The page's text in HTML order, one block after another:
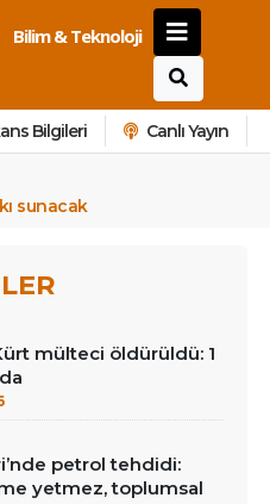
Bilim & Teknoloji
Bilgileri Canlı Yayın
sunacak
mülteci öldürüldü: 1
petrol tehdidi:
yetmez, toplumsal